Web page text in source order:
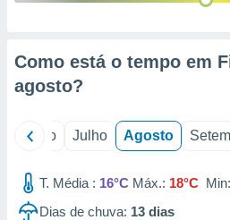
através
estudos
Como está o tempo em
agosto?
Junho Julho Agosto
T. Média : 16°C Máx.: 18°C Min:
Dias de chuva: 13 dias